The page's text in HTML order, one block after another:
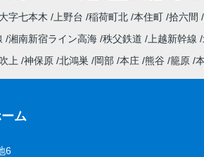
大字七本木 上野台 稲荷町北 本住町 拾六間
湘南新宿ライン高海 秩父鉄道 上越新幹線
吹上 神保原 北鴻巣 岡部 本庄 熊谷 籠原
ム
6